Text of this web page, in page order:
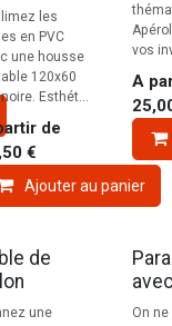
les
en PVC
une housse
120x60
Esthét...
de
€
Ajouter au panier
vos
A
de
une
On